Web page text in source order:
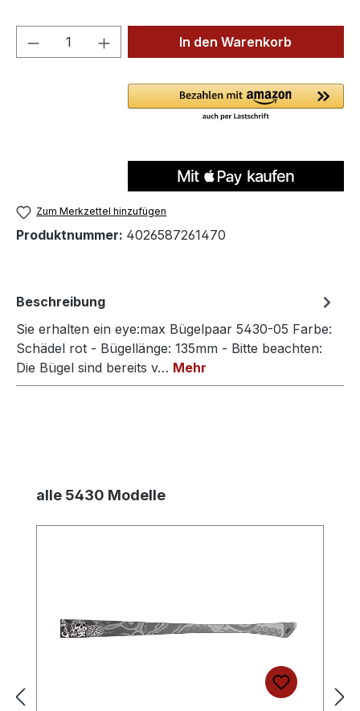
Produkt Anzahl: Gib denIn den Warenkorb
Zum Merkzettel hinzufügen
Produktnummer: 4026587261470
Beschreibung
Sie erhalten ein eye:max Bügelpaar 5430-05 Farbe:
Schädel rot - Bügellänge: 135mm - Bitte beachten:
Die Bügel sind bereits v… Mehr
Produktgalerie überspringen
alle 5430 Modelle